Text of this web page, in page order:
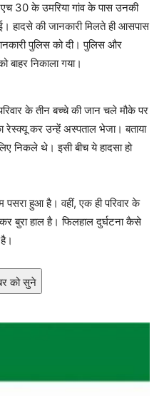
30 के उमरिया गांव के पास उनकी
हादसे की जानकारी मिलते ही आसपास
पुलिस को दी। पुलिस और
बाहर निकाला गया।
के तीन बच्चे की जान चले मौके पर
रेस्क्यू कर उन्हें अस्पताल भेजा। बताया
निकले थे। इसी बीच ये हादसा हो
पसरा हुआ है। वहीं, एक ही परिवार के
बुरा हाल है। फिलहाल दुर्घटना कैसे
को सुने